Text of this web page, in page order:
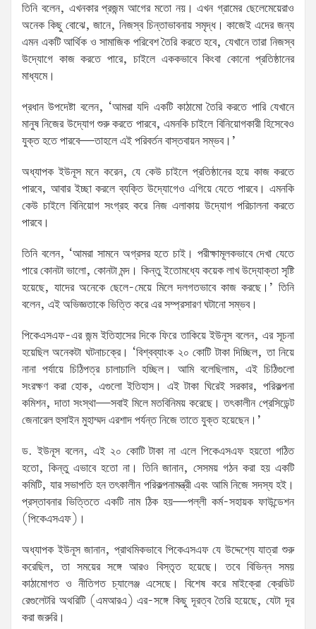
তিনি বলেন, এখনকার প্রজন্ম আগের মতো নয়। এখন গ্রামের ছেলেমেয়েরাও
অনেক কিছু বোঝে, জানে, নিজস্ব চিন্তাভাবনায় সমৃদ্ধ। কাজেই এদের জন্য
এমন একটি আর্থিক ও সামাজিক পরিবেশ তৈরি করতে হবে, যেখানে তারা নিজস্ব
উদ্যোগে কাজ করতে পারে, চাইলে এককভাবে কিংবা কোনো প্রতিষ্ঠানের
মাধ্যমে।
প্রধান উপদেষ্টা বলেন, ‘আমরা যদি একটি কাঠামো তৈরি করতে পারি যেখানে
মানুষ নিজের উদ্যোগ শুরু করতে পারবে, এমনকি চাইলে বিনিয়োগকারী হিসেবেও
যুক্ত হতে পারবে—তাহলে এই পরিবর্তন বাস্তবায়ন সম্ভব।’
অধ্যাপক ইউনূস মনে করেন, যে কেউ চাইলে প্রতিষ্ঠানের হয়ে কাজ করতে
পারবে, আবার ইচ্ছা করলে ব্যক্তি উদ্যোগেও এগিয়ে যেতে পারবে। এমনকি
কেউ চাইলে বিনিয়োগ সংগ্রহ করে নিজ এলাকায় উদ্যোগ পরিচালনা করতে
পারবে।
তিনি বলেন, ‘আমরা সামনে অগ্রসর হতে চাই। পরীক্ষামূলকভাবে দেখা যেতে
পারে কোনটা ভালো, কোনটা মন্দ। কিন্তু ইতোমধ্যে কয়েক লাখ উদ্যোক্তা সৃষ্টি
হয়েছে, যাদের অনেকে ছেলে-মেয়ে মিলে দলগতভাবে কাজ করছে।’ তিনি
বলেন, এই অভিজ্ঞতাকে ভিত্তি করে এর সম্প্রসারণ ঘটানো সম্ভব।
পিকেএসএফ-এর জন্ম ইতিহাসের দিকে ফিরে তাকিয়ে ইউনূস বলেন, এর সূচনা
হয়েছিল অনেকটা ঘটনাচক্রে। ‘বিশ্বব্যাংক ২০ কোটি টাকা দিচ্ছিল, তা নিয়ে
নানা পর্যায়ে চিঠিপত্র চালাচালি হচ্ছিল। আমি বলেছিলাম, এই চিঠিগুলো
সংরক্ষণ করা হোক, এগুলো ইতিহাস। এই টাকা ঘিরেই সরকার, পরিকল্পনা
কমিশন, দাতা সংস্থা—সবাই মিলে মতবিনিময় করেছে। তৎকালীন প্রেসিডেন্ট
জেনারেল হুসাইন মুহাম্মদ এরশাদ পর্যন্ত নিজে তাতে যুক্ত হয়েছেন।’
ড. ইউনূস বলেন, এই ২০ কোটি টাকা না এলে পিকেএসএফ হয়তো গঠিত
হতো, কিন্তু এভাবে হতো না। তিনি জানান, সেসময় গঠন করা হয় একটি
কমিটি, যার সভাপতি হন তৎকালীন পরিকল্পনামন্ত্রী এবং আমি নিজে সদস্য হই।
প্রস্তাবনার ভিত্তিতে একটি নাম ঠিক হয়—পল্লী কর্ম-সহায়ক ফাউন্ডেশন
(পিকেএসএফ)।
অধ্যাপক ইউনূস জানান, প্রাথমিকভাবে পিকেএসএফ যে উদ্দেশ্যে যাত্রা শুরু
করেছিল, তা সময়ের সঙ্গে আরও বিস্তৃত হয়েছে। তবে বিভিন্ন সময়
কাঠামোগত ও নীতিগত চ্যালেঞ্জ এসেছে। বিশেষ করে মাইক্রো ক্রেডিট
রেগুলেটরি অথরিটি (এমআরএ) এর-সঙ্গে কিছু দূরত্ব তৈরি হয়েছে, যেটা দূর
করা জরুরি।